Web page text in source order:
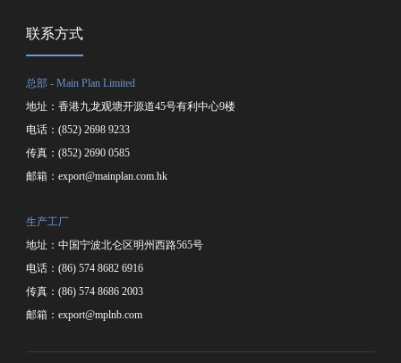
联系方式
总部 - Main Plan Limited
地址：香港九龙观塘开源道45号有利中心9楼
电话：(852) 2698 9233
传真：(852) 2690 0585
邮箱：export@mainplan.com.hk
生产工厂
地址：中国宁波北仑区明州西路565号
电话：(86) 574 8682 6916
传真：(86) 574 8686 2003
邮箱：export@mplnb.com